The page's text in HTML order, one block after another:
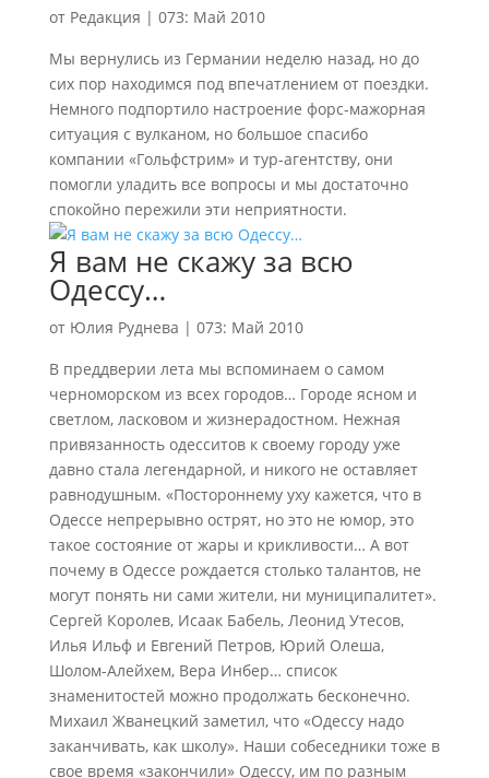
от Редакция | 073: Май 2010
Мы вернулись из Германии неделю назад, но до
сих пор находимся под впечатлением от поездки.
Немного подпортило настроение форс-мажорная
ситуация с вулканом, но большое спасибо
компании «Гольфстрим» и тур-агентству, они
помогли уладить все вопросы и мы достаточно
спокойно пережили эти неприятности.
Я вам не скажу за всю
Одессу…
от Юлия Руднева | 073: Май 2010
В преддверии лета мы вспоминаем о самом
черноморском из всех городов… Городе ясном и
светлом, ласковом и жизнерадостном. Нежная
привязанность одесситов к своему городу уже
давно стала легендарной, и никого не оставляет
равнодушным. «Постороннему уху кажется, что в
Одессе непрерывно острят, но это не юмор, это
такое состояние от жары и крикливости… А вот
почему в Одессе рождается столько талантов, не
могут понять ни сами жители, ни муниципалитет».
Сергей Королев, Исаак Бабель, Леонид Утесов,
Илья Ильф и Евгений Петров, Юрий Олеша,
Шолом-Алейхем, Вера Инбер… список
знаменитостей можно продолжать бесконечно.
Михаил Жванецкий заметил, что «Одессу надо
заканчивать, как школу». Наши собеседники тоже в
свое время «закончили» Одессу, им по разным